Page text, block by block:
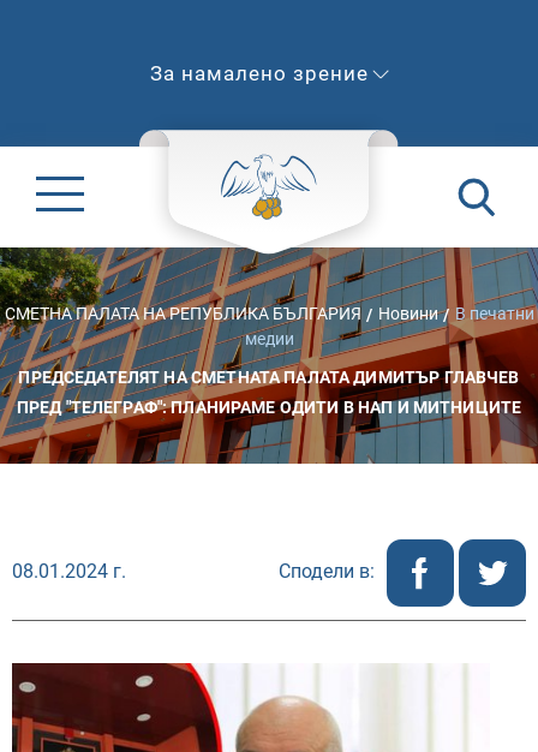
За намалено зрение
СМЕТНА ПАЛАТА НА РЕПУБЛИКА БЪЛГАРИЯ Новини
В печатни
медии
ПРЕДСЕДАТЕЛЯТ НА СМЕТНАТА ПАЛАТА ДИМИТЪР ГЛАВЧЕВ
ПРЕД "ТЕЛЕГРАФ": ПЛАНИРАМЕ ОДИТИ В НАП И МИТНИЦИТЕ
08.01.2024 г. Сподели в: